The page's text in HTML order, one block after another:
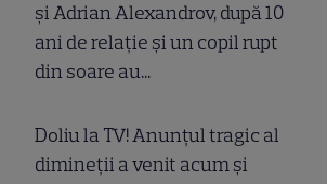
și Adrian Alexandrov, după 10
ani de relație și un copil rupt
din soare au...
Doliu la TV! Anunțul tragic al
dimineții a venit acum și